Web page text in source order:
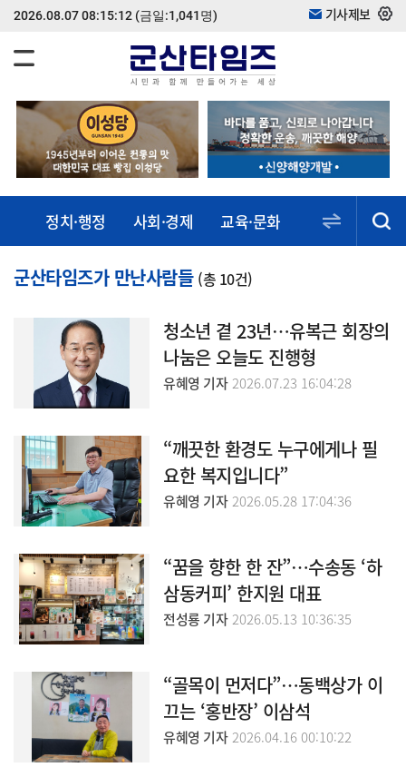
2026.08.07 08:15:12 (금일:1,041명) 기사제보
정치·행정 사회·경제 교육·문화 스포츠·건강
군산타임즈가 만난사람들 (총 10건)
청소년 곁 23년…유복근 회장의
나눔은 오늘도 진행형
유혜영 기자 2026.07.23 16:04:28
“깨끗한 환경도 누구에게나 필
요한 복지입니다”
유혜영 기자 2026.05.28 17:04:36
“꿈을 향한 한 잔”…수송동 ‘하
삼동커피’ 한지원 대표
전성룡 기자 2026.05.13 10:36:35
“골목이 먼저다”…동백상가 이
끄는 ‘홍반장’ 이삼석
유혜영 기자 2026.04.16 00:10:22